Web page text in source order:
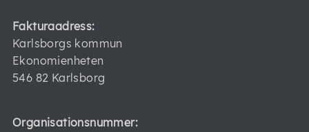
Fakturaadress:
Karlsborgs kommun
Ekonomienheten
546 82 Karlsborg
Organisationsnummer: